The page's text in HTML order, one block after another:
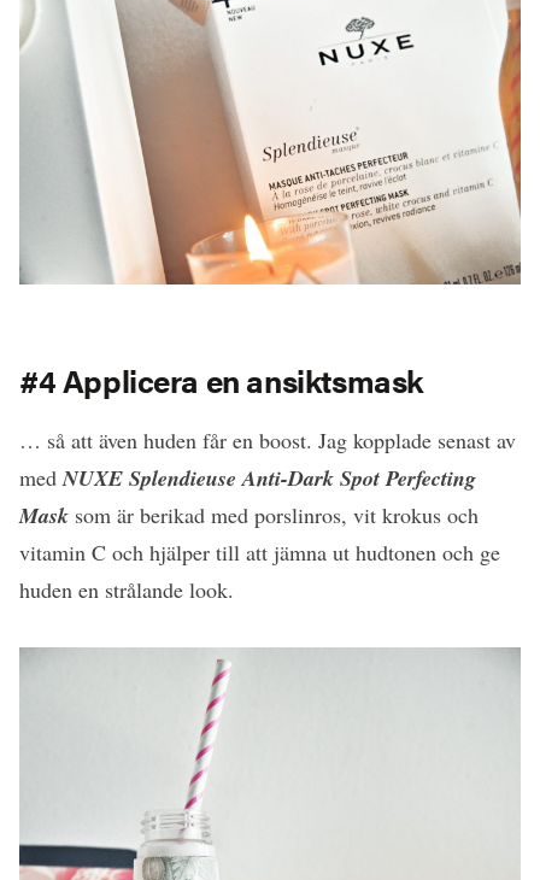
#4 Applicera en ansiktsmask
… så att även huden får en boost. Jag kopplade senast av
med NUXE Splendieuse Anti-Dark Spot Perfecting
Mask som är berikad med porslinros, vit krokus och
vitamin C och hjälper till att jämna ut hudtonen och ge
huden en strålande look.